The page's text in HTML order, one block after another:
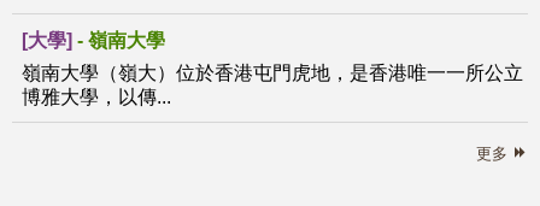
[大學] - 嶺南大學
嶺南大學（嶺大）位於香港屯門虎地，是香港唯一一所公立
博雅大學，以傳...
更多